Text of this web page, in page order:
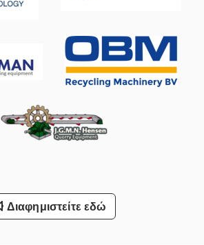
Με Ξηρό Ατμό
Χειρός Με Κύλινδρο
Τύπου
Διαφημιστείτε εδώ